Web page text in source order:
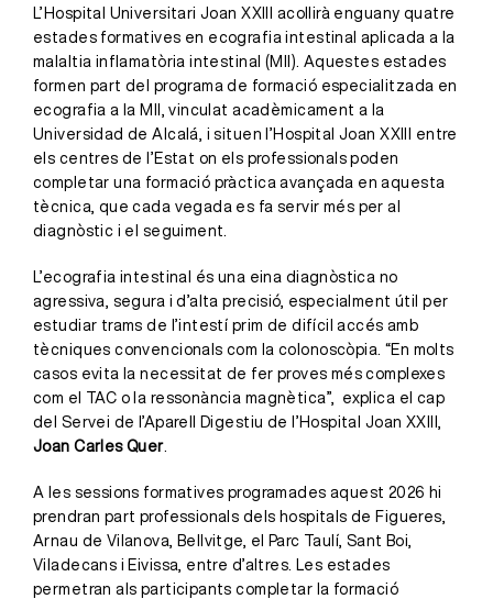
L’Hospital Universitari Joan XXIII acollirà enguany quatre
estades formatives en ecografia intestinal aplicada a la
malaltia inflamatòria intestinal (MII). Aquestes estades
formen part del programa de formació especialitzada en
ecografia a la MII, vinculat acadèmicament a la
Universidad de Alcalá, i situen l’Hospital Joan XXIII entre
els centres de l’Estat on els professionals poden
completar una formació pràctica avançada en aquesta
tècnica, que cada vegada es fa servir més per al
diagnòstic i el seguiment.
L’ecografia intestinal és una eina diagnòstica no
agressiva, segura i d’alta precisió, especialment útil per
estudiar trams de l’intestí prim de difícil accés amb
tècniques convencionals com la colonoscòpia. “En molts
casos evita la necessitat de fer proves més complexes
com el TAC o la ressonància magnètica”, explica el cap
del Servei de l’Aparell Digestiu de l’Hospital Joan XXIII,
Joan Carles Quer.
A les sessions formatives programades aquest 2026 hi
prendran part professionals dels hospitals de Figueres,
Arnau de Vilanova, Bellvitge, el Parc Taulí, Sant Boi,
Viladecans i Eivissa, entre d’altres. Les estades
permetran als participants completar la formació